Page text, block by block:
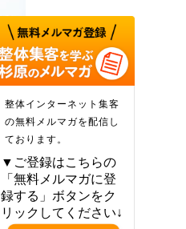
整体インターネット集客
の無料メルマガを配信し
ております。
▼ご登録はこちらの
「無料メルマガに登
録する」ボタンをク
リックしてください↓